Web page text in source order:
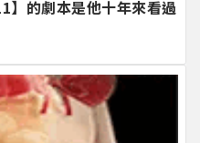
】的劇本是他十年來看過